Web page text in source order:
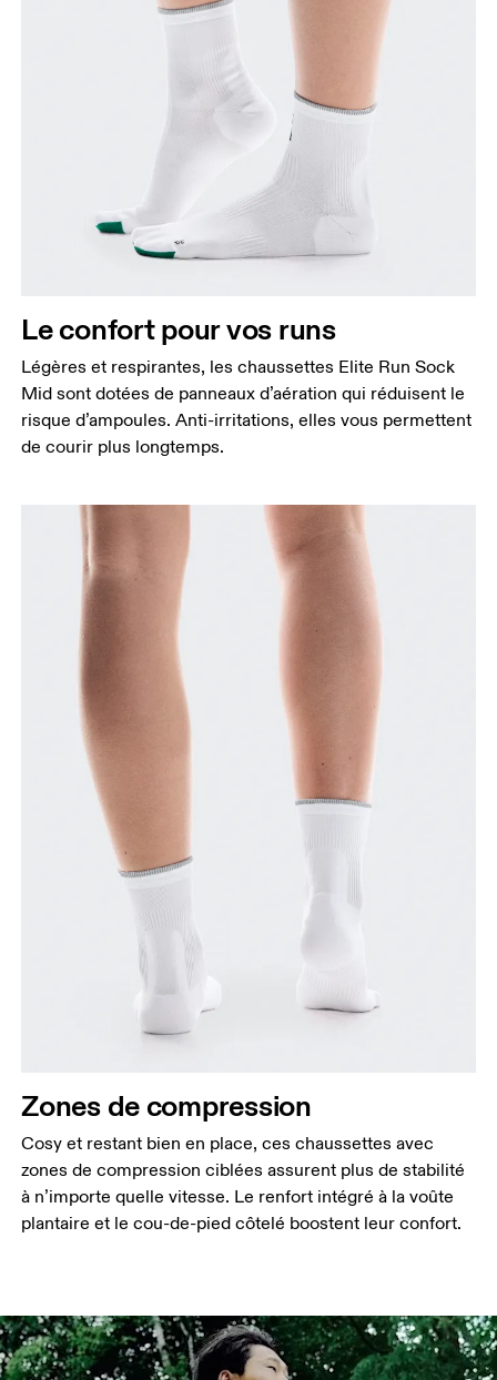
Le confort pour vos runs
Légères et respirantes, les chaussettes Elite Run Sock
Mid sont dotées de panneaux d’aération qui réduisent le
risque d’ampoules. Anti-irritations, elles vous permettent
de courir plus longtemps.
Zones de compression
Cosy et restant bien en place, ces chaussettes avec
zones de compression ciblées assurent plus de stabilité
à n’importe quelle vitesse. Le renfort intégré à la voûte
plantaire et le cou-de-pied côtelé boostent leur confort.